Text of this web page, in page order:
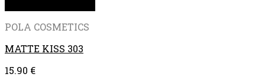
POLA COSMETICS
MATTE KISS 303
15.90 €